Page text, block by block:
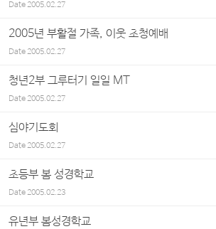
Date2005.02.27
2005년 부활절 가족, 이웃 초청예배
Date2005.02.27
청년2부 그루터기 일일 MT
Date2005.02.27
심야기도회
Date2005.02.27
초등부 봄 성경학교
Date2005.02.23
유년부 봄성경학교